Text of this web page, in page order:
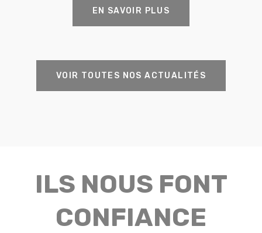
EN SAVOIR PLUS
VOIR TOUTES NOS ACTUALITÉS
ILS NOUS FONT
CONFIANCE